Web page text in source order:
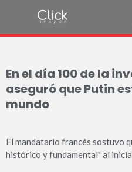
En el día 100 de la
aseguró que Putin
mundo
El mandatario francés sostuvo
histórico y fundamental" al